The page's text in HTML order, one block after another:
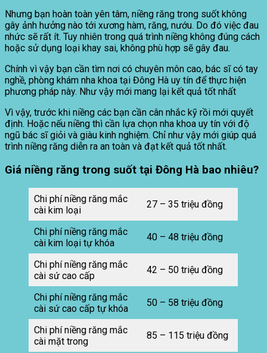
Nhưng bạn hoàn toàn yên tâm, niềng răng trong suốt không
gây ảnh hưởng nào tới xương hàm, răng, nướu. Do đó việc đau
nhức sẽ rất ít. Tuy nhiên trong quá trình niềng không đúng cách
hoặc sử dụng loại khay sai, không phù hợp sẽ gây đau.
Chính vì vậy bạn cần tìm nơi có chuyên môn cao, bác sĩ có tay
nghề, phòng khám nha khoa tại Đông Hà uy tín để thực hiện
phương pháp này. Như vậy mới mang lại kết quả tốt nhất
Vì vậy, trước khi niềng các bạn cần cân nhắc kỹ rồi mới quyết
định. Hoặc nếu niềng thì cần lựa chọn nha khoa uy tín với độ
ngũ bác sĩ giỏi và giàu kinh nghiệm. Chỉ như vậy mới giúp quá
trình niềng răng diễn ra an toàn và đạt kết quả tốt nhất.
Giá niềng răng trong suốt tại Đông Hà bao nhiêu?
Chi phí niềng răng mắc
cài kim loại
27 – 35 triệu đồng
Chi phí niềng răng mắc
cài kim loại tự khóa
40 – 48 triệu đồng
Chi phí niềng răng mắc
cài sứ cao cấp
42 – 50 triệu đồng
Chi phí niềng răng mắc
cài sứ cao cấp tự khóa
50 – 58 triệu đồng
Chi phí niềng răng mắc
cài mặt trong
85 – 115 triệu đồng